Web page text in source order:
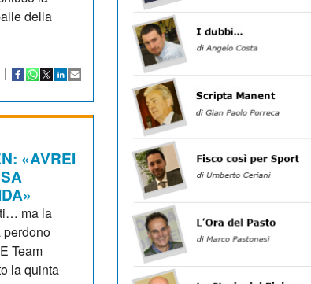
della
|
«AVREI
ma la
perdono
Team
la quinta